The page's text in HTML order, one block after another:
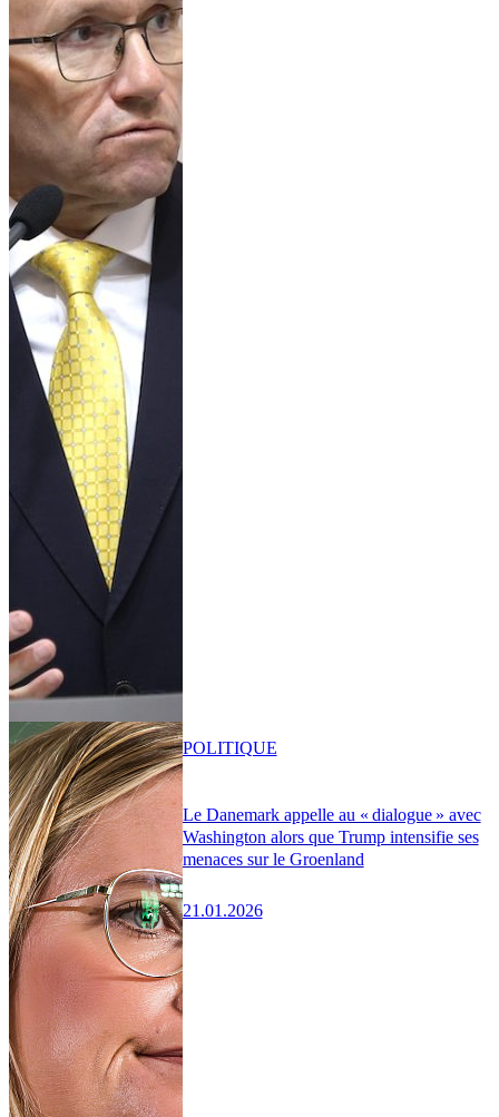
Le Danemark appelle au « dialogue » avec
Washington alors que Trump intensifie ses
menaces sur le Groenland
21.01.2026
POLITIQUE